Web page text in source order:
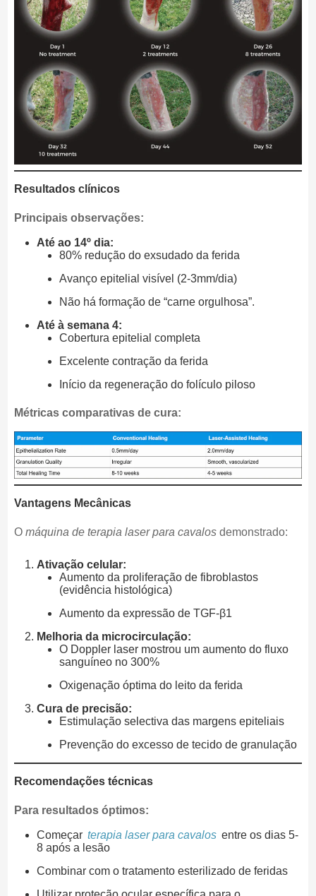
Resultados clínicos
Principais observações:
Até ao 14º dia:
80% redução do exsudado da ferida
Avanço epitelial visível (2-3mm/dia)
Não há formação de “carne orgulhosa”.
Até à semana 4:
Cobertura epitelial completa
Excelente contração da ferida
Início da regeneração do folículo piloso
Métricas comparativas de cura:
Vantagens Mecânicas
O máquina de terapia laser para cavalosdemonstrado:
Ativação celular:
Aumento da proliferação de fibroblastos
(evidência histológica)
Aumento da expressão de TGF-β1
Melhoria da microcirculação:
O Doppler laser mostrou um aumento do fluxo
sanguíneo no 300%
Oxigenação óptima do leito da ferida
Cura de precisão:
Estimulação selectiva das margens epiteliais
Prevenção do excesso de tecido de granulação
Recomendações técnicas
Para resultados óptimos:
Começar terapia laser para cavalos entre os dias 5-
8 após a lesão
Combinar com o tratamento esterilizado de feridas